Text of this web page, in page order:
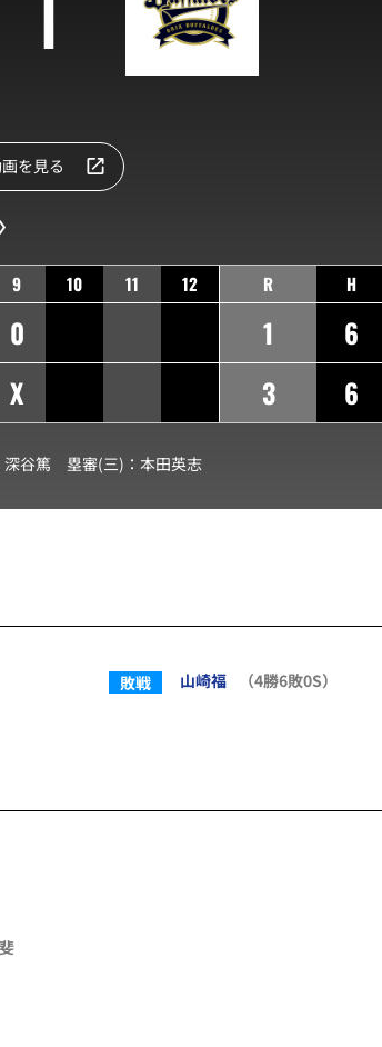
を見る
9 10 11 12
0
X
R H
1
6
3
6
深谷篤 塁審(三)： 本田英志
敗戦 山崎福 （4勝6敗0S）